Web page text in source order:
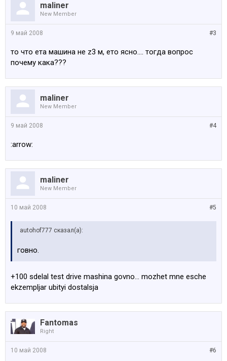
maliner
New Member
#3
9 май 2008
то что ета машина не z3 м, ето ясно.... тогда вопрос
почему кака???
maliner
New Member
#4
9 май 2008
:arrow:
maliner
New Member
#5
10 май 2008
autohof777 сказал(а):
говно.
+100 sdelal test drive mashina govno... mozhet mne esche
ekzempljar ubityi dostalsja
Fantomas
Right
#6
10 май 2008